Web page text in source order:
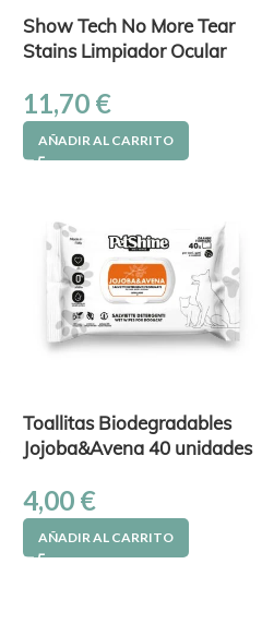
Show Tech No More Tear
Stains Limpiador Ocular
11,70 €
AÑADIR AL CARRITO
Toallitas Biodegradables
Jojoba&Avena 40 unidades
4,00 €
AÑADIR AL CARRITO